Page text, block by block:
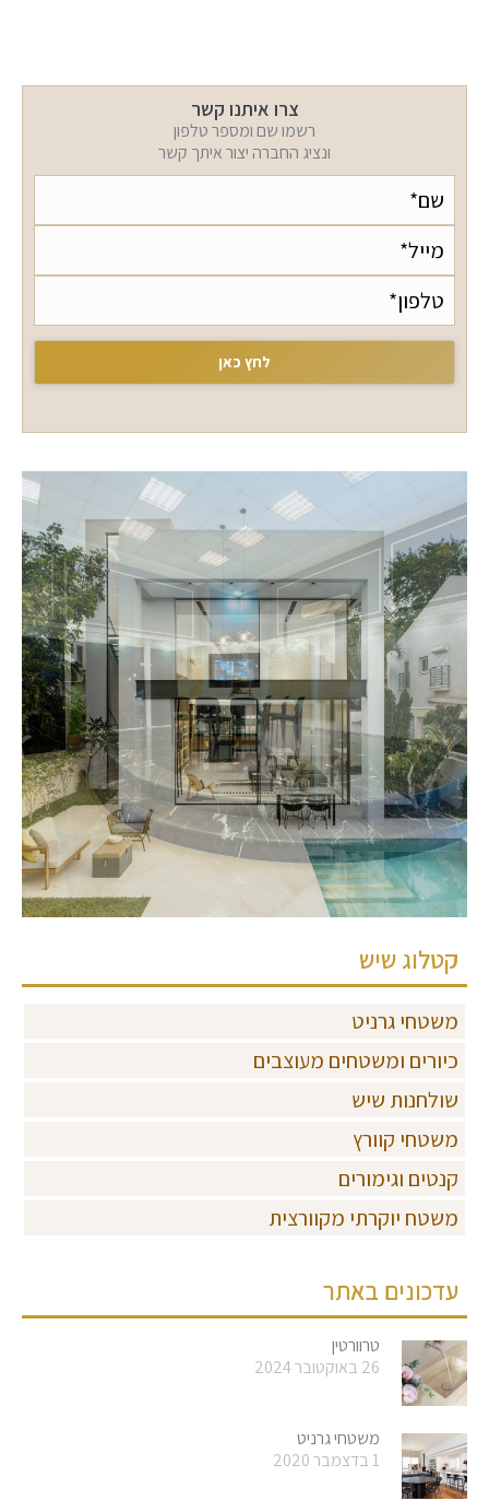
צרו איתנו קשר
רשמו שם ומספר טלפון
ונציג החברה יצור איתך קשר
קטלוג שיש
משטחי גרניט
כיורים ומשטחים מעוצבים
שולחנות שיש
משטחי קוורץ
קנטים וגימורים
משטח יוקרתי מקוורצית
עדכונים באתר
טרוורטין
26 באוקטובר 2024
משטחי גרניט
1 בדצמבר 2020